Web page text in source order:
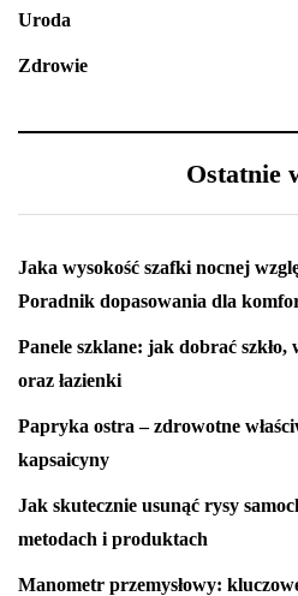
Uroda
Zdrowie
Ostatnie
Jaka wysokość szafki nocnej
Poradnik dopasowania dla
Panele szklane: jak dobrać
oraz łazienki
Papryka ostra – zdrowotne
kapsaicyny
Jak skutecznie usunąć rysy
metodach i produktach
Manometr przemysłowy: